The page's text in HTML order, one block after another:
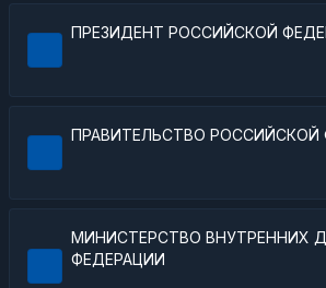
ПРЕЗИДЕНТ РОССИЙСКОЙ
ПРАВИТЕЛЬСТВО РОССИЙСКОЙ
МИНИСТЕРСТВО ВНУТРЕННИХ
ФЕДЕРАЦИИ